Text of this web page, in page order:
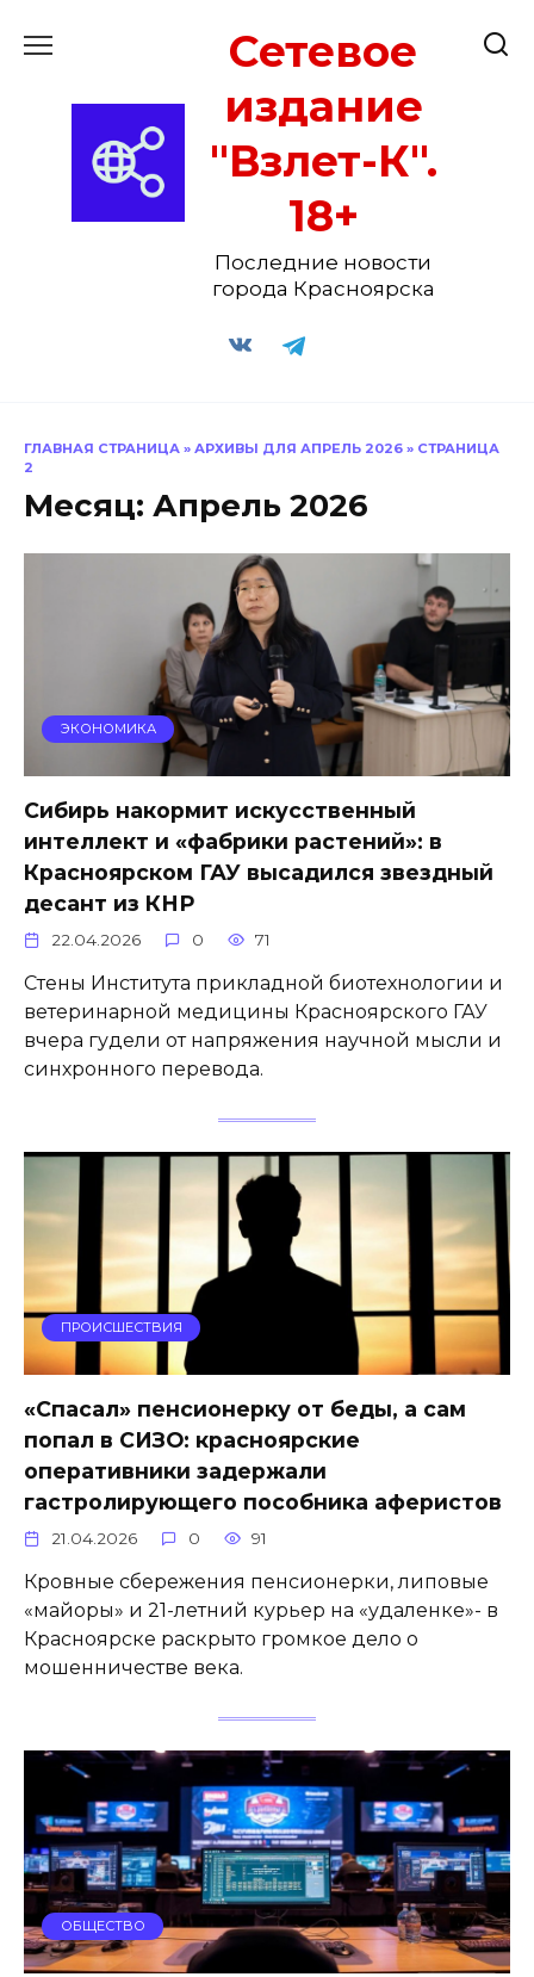
Сетевое
издание
"Взлет-К".
18+
Последние новости
города Красноярска
ГЛАВНАЯ СТРАНИЦА » АРХИВЫ ДЛЯ АПРЕЛЬ 2026 » СТРАНИЦА
2
Месяц: Апрель 2026
ЭКОНОМИКА
Сибирь накормит искусственный
интеллект и «фабрики растений»: в
Красноярском ГАУ высадился звездный
десант из КНР
22.04.2026 0 71
Стены Института прикладной биотехнологии и
ветеринарной медицины Красноярского ГАУ
вчера гудели от напряжения научной мысли и
синхронного перевода.
ПРОИСШЕСТВИЯ
«Спасал» пенсионерку от беды, а сам
попал в СИЗО: красноярские
оперативники задержали
гастролирующего пособника аферистов
21.04.2026 0 91
Кровные сбережения пенсионерки, липовые
«майоры» и 21-летний курьер на «удаленке»- в
Красноярске раскрыто громкое дело о
мошенничестве века.
ОБЩЕСТВО